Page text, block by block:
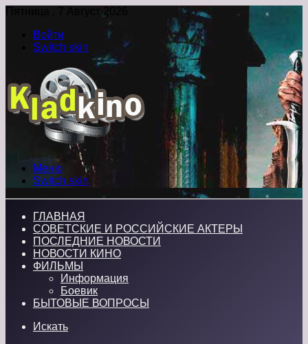
Пятница , 7 Август 2026
Войти
Switch skin
Меню
Switch skin
ГЛАВНАЯ
СОВЕТСКИЕ И РОССИЙСКИЕ АКТЕРЫ
ПОСЛЕДНИЕ НОВОСТИ
НОВОСТИ КИНО
ФИЛЬМЫ
Информация
Боевик
БЫТОВЫЕ ВОПРОСЫ
Искать